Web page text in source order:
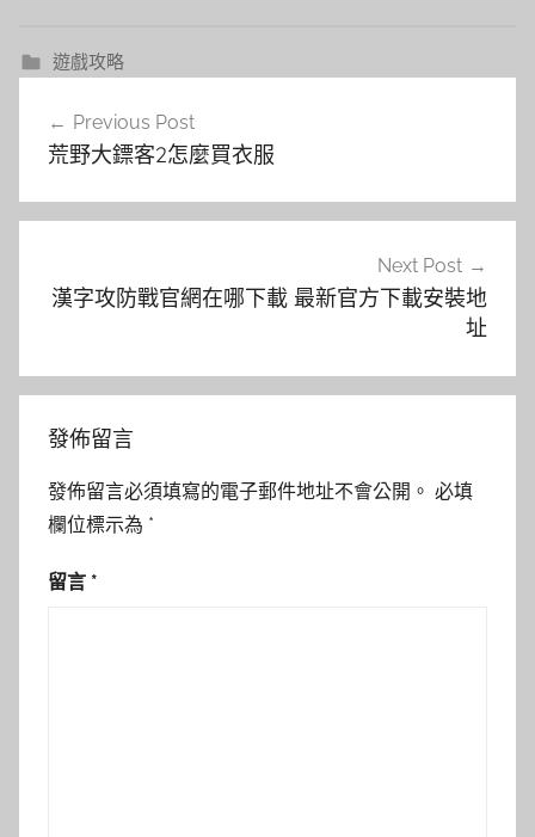
遊戲攻略
覽
Previous Post
荒野大鏢客2怎麼買衣服
Next Post
漢字攻防戰官網在哪下載 最新官方下載安裝地
址
發佈留言
發佈留言必須填寫的電子郵件地址不會公開。 必填
欄位標示為 *
留言 *